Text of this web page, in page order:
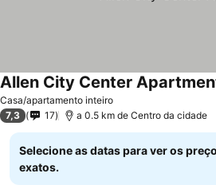
Casa/apartamento inteiro
Allen City Center
7,3 17 a 0.5 km de Centro da cidade
Selecione as datas para ver os
exatos.